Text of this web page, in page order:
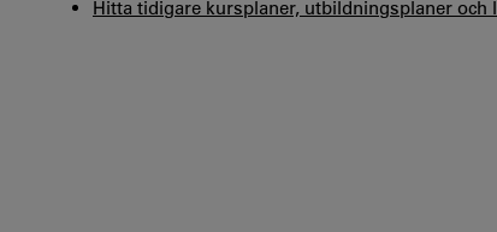
Hitta tidigare kursplaner, utbildningsplaner och